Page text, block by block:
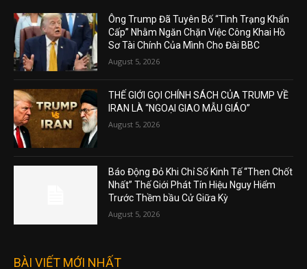
Ông Trump Đã Tuyên Bố “Tình Trạng Khẩn
Cấp” Nhằm Ngăn Chặn Việc Công Khai Hồ
Sơ Tài Chính Của Mình Cho Đài BBC
August 5, 2026
THẾ GIỚI GỌI CHÍNH SÁCH CỦA TRUMP VỀ
IRAN LÀ “NGOẠI GIAO MẪU GIÁO”
August 5, 2026
Báo Động Đỏ Khi Chỉ Số Kinh Tế “Then Chốt
Nhất” Thế Giới Phát Tín Hiệu Nguy Hiểm
Trước Thềm bầu Cử Giữa Kỳ
August 5, 2026
BÀI VIẾT MỚI NHẤT